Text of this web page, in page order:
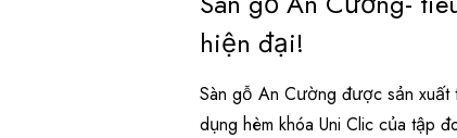
hiện đại!
Sàn gỗ An Cường được sản xuất
dụng hèm khóa Uni Clic của tập